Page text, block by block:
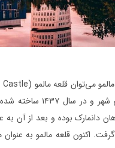
که در بخش غربی شهر و
گرفت. اکنون قلعه مالمو به